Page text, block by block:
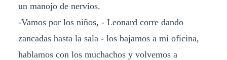
un manojo de nervios.
-Vamos por los niños, - Leonard corre dando
zancadas hasta la sala - los bajamos a mi oficina,
hablamos con los muchachos y volvemos a